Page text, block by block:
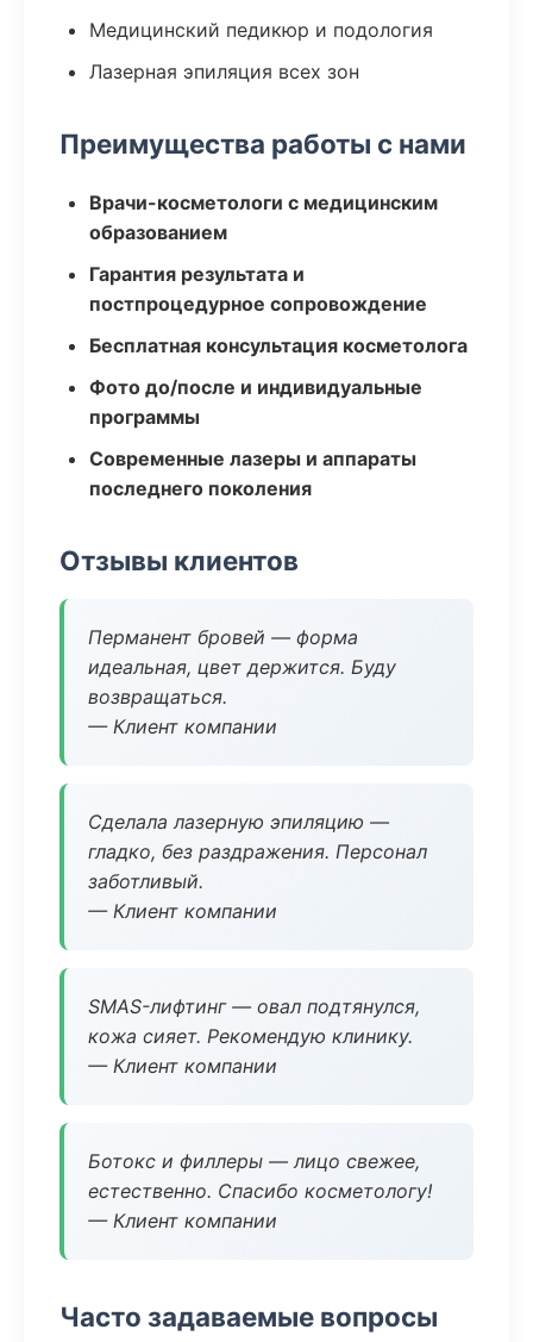
Медицинский педикюр и подология
Лазерная эпиляция всех зон
Преимущества работы с нами
Врачи-косметологи с медицинским
образованием
Гарантия результата и
постпроцедурное сопровождение
Бесплатная консультация косметолога
Фото до/после и индивидуальные
программы
Современные лазеры и аппараты
последнего поколения
Отзывы клиентов
Перманент бровей — форма
идеальная, цвет держится. Буду
возвращаться.
— Клиент компании
Сделала лазерную эпиляцию —
гладко, без раздражения. Персонал
заботливый.
— Клиент компании
SMAS-лифтинг — овал подтянулся,
кожа сияет. Рекомендую клинику.
— Клиент компании
Ботокс и филлеры — лицо свежее,
естественно. Спасибо косметологу!
— Клиент компании
Часто задаваемые вопросы